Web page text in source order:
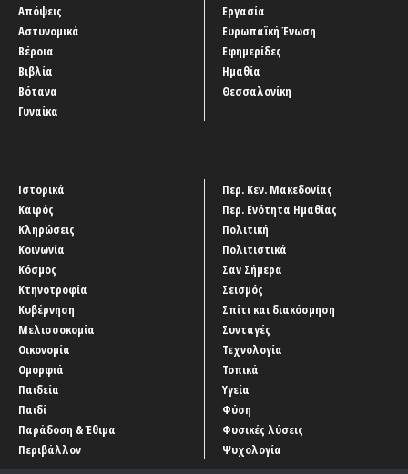
Απόψεις
Αστυνομικά
Βέροια
Βιβλία
Βότανα
Γυναίκα
Εργασία
Ευρωπαϊκή Ένωση
Εφημερίδες
Ημαθία
Θεσσαλονίκη
Ιστορικά
Καιρός
Κληρώσεις
Κοινωνία
Κόσμος
Κτηνοτροφία
Κυβέρνηση
Μελισσοκομία
Οικονομία
Ομορφιά
Παιδεία
Παιδί
Παράδοση & Έθιμα
Περιβάλλον
Περ. Κεν. Μακεδονίας
Περ. Ενότητα Ημαθίας
Πολιτική
Πολιτιστικά
Σαν Σήμερα
Σεισμός
Σπίτι και διακόσμηση
Συνταγές
Τεχνολογία
Τοπικά
Υγεία
Φύση
Φυσικές λύσεις
Ψυχολογία